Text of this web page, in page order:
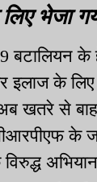
भेजा
बटालियन
इलाज के लिए
खतरे से
के